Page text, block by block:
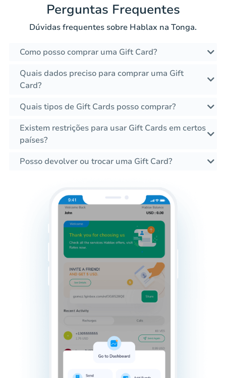
Perguntas Frequentes
Dúvidas frequentes sobre Hablax na Tonga.
Como posso comprar uma Gift Card?
Quais dados preciso para comprar uma Gift
Card?
Quais tipos de Gift Cards posso comprar?
Existem restrições para usar Gift Cards em certos
países?
Posso devolver ou trocar uma Gift Card?